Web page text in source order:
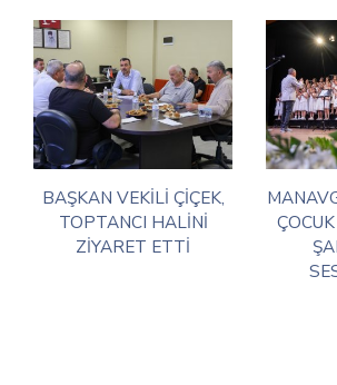
BAŞKAN VEKİLİ ÇİÇEK,
TOPTANCI HALİNİ
ZİYARET ETTİ